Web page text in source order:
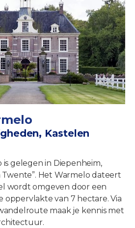
Kastelen
gelegen in Diepenheim,
Het Warmelo dateert
wordt omgeven door een
oppervlakte van 7 hectare. Via
maak je kennis met